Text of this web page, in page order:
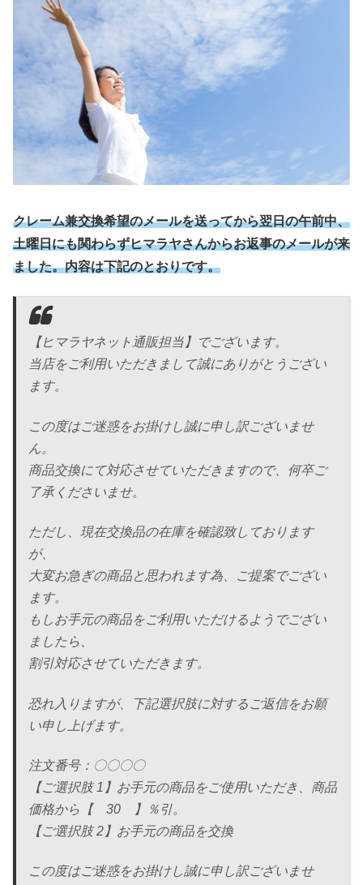
クレーム兼交換希望のメールを送ってから翌日の午前中、
土曜日にも関わらずヒマラヤさんからお返事のメールが来
ました。内容は下記のとおりです。
【ヒマラヤネット通販担当】でございます。
当店をご利用いただきまして誠にありがとうござい
ます。
この度はご迷惑をお掛けし誠に申し訳ございませ
ん。
商品交換にて対応させていただきますので、何卒ご
了承くださいませ。
ただし、現在交換品の在庫を確認致しております
が、
大変お急ぎの商品と思われます為、ご提案でござい
ます。
もしお手元の商品をご利用いただけるようでござい
ましたら、
割引対応させていただきます。
恐れ入りますが、下記選択肢に対するご返信をお願
い申し上げます。
注文番号：〇〇〇〇
【ご選択肢 1】お手元の商品をご使用いただき、商品
価格から【 30 】％引。
【ご選択肢 2】お手元の商品を交換
この度はご迷惑をお掛けし誠に申し訳ございませ